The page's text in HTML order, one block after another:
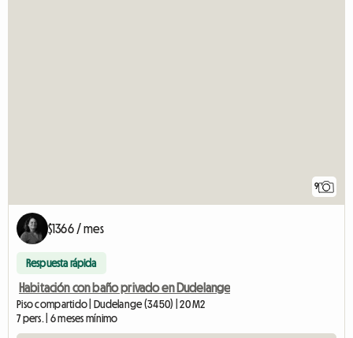
9
$1366 / mes
Respuesta rápida
Habitación con baño privado en Dudelange
Piso compartido | Dudelange (3450) | 20 M2
7 pers. | 6 meses mínimo